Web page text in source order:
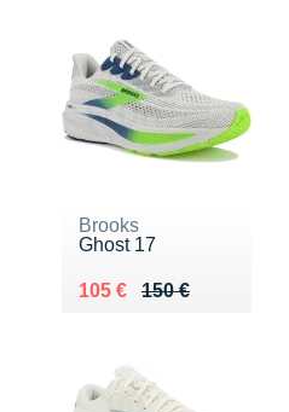
Brooks
Ghost 17
150 €
Au lieu de 150 €
105 €
Vendu 105 €